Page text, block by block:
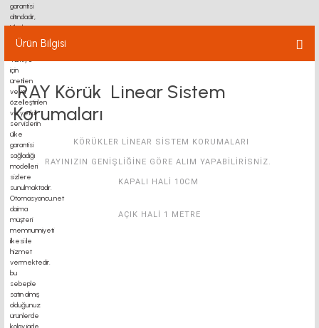
Ürün Bilgisi
RAY Körük Linear Sistem
Korumaları
KÖRÜKLER LİNEAR SİSTEM KORUMALARI
RAYINIZIN GENİŞLİĞİNE GÖRE ALIM YAPABİLİRİSNİZ.
KAPALI HALİ 10CM
AÇIK HALİ 1 METRE
MOTOR MOTOR KAPLIN FIYATLARI, SIGMA PROFIL, 3D YAZICI,
KREMAYER DIŞLI, 45X45 SIGMA PROFIL, DELTA HABERLEŞME
KABLOSU, DELTA PLC FIYAT, KONVEYÖR BANT,KRAMIYER DIŞLI,